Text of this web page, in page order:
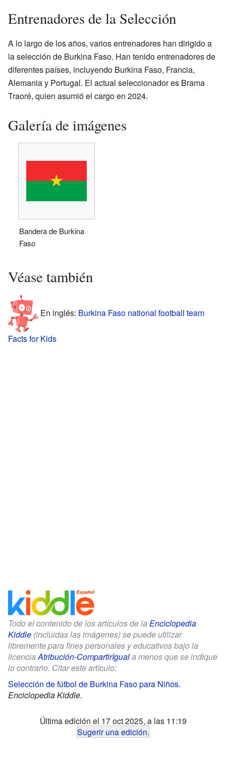
Entrenadores de la Selección
A lo largo de los años, varios entrenadores han dirigido a
la selección de Burkina Faso. Han tenido entrenadores de
diferentes países, incluyendo Burkina Faso, Francia,
Alemania y Portugal. El actual seleccionador es Brama
Traoré, quien asumió el cargo en 2024.
Galería de imágenes
Bandera de Burkina
Faso
Véase también
En inglés: Burkina Faso national football team
Facts for Kids
Todo el contenido de los artículos de la Enciclopedia
Kiddle (incluidas las imágenes) se puede utilizar
libremente para fines personales y educativos bajo la
licenciaAtribución-CompartirIguala menos que se indique
lo contrario. Citar este artículo:
Selección de fútbol de Burkina Faso para Niños.
Enciclopedia Kiddle.
Última edición el 17 oct 2025, a las 11:19
Sugerir una edición.